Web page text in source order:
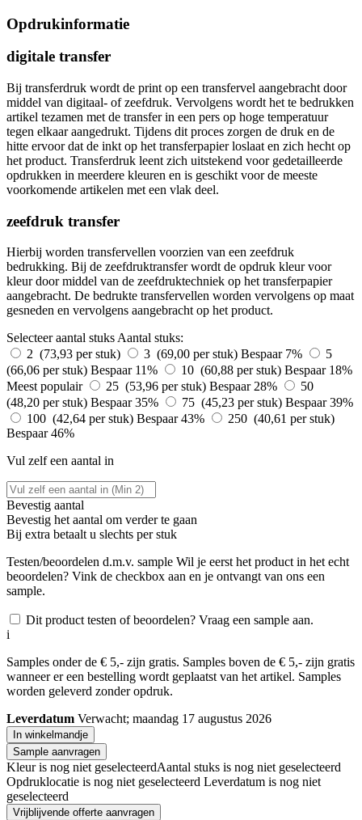
Opdrukinformatie
digitale transfer
Bij transferdruk wordt de print op een transfervel aangebracht door
middel van digitaal- of zeefdruk. Vervolgens wordt het te bedrukken
artikel tezamen met de transfer in een pers op hoge temperatuur
tegen elkaar aangedrukt. Tijdens dit proces zorgen de druk en de
hitte ervoor dat de inkt op het transferpapier loslaat en zich hecht op
het product. Transferdruk leent zich uitstekend voor gedetailleerde
opdrukken in meerdere kleuren en is geschikt voor de meeste
voorkomende artikelen met een vlak deel.
zeefdruk transfer
Hierbij worden transfervellen voorzien van een zeefdruk
bedrukking. Bij de zeefdruktransfer wordt de opdruk kleur voor
kleur door middel van de zeefdruktechniek op het transferpapier
aangebracht. De bedrukte transfervellen worden vervolgens op maat
gesneden en vervolgens aangebracht op het product.
Selecteer aantal stuksAantal stuks:
2 (73,93 per stuk)
3 (69,00 per stuk) Bespaar 7%
5
(66,06 per stuk) Bespaar 11% 10 (60,88 per stuk) Bespaar 18%
Meest populair
25 (53,96 per stuk) Bespaar 28%
50
(48,20 per stuk) Bespaar 35% 75 (45,23 per stuk) Bespaar 39%
100 (42,64 per stuk) Bespaar 43%
250 (40,61 per stuk)
Bespaar 46%
Vul zelf een aantal in
Bevestig aantal
Bevestig het aantal om verder te gaan
Bij extra betaalt u slechts per stuk
Testen/beoordelen d.m.v. sample Wil je eerst het product in het echt
beoordelen? Vink de checkbox aan en je ontvangt van ons een
sample.
Dit product testen of beoordelen? Vraag een sample aan.
i
Samples onder de € 5,- zijn gratis. Samples boven de € 5,- zijn gratis
wanneer er een bestelling wordt geplaatst van het artikel. Samples
worden geleverd zonder opdruk.
Leverdatum Verwacht; maandag 17 augustus 2026
In winkelmandje
Sample aanvragen
Kleur is nog niet geselecteerdAantal stuks is nog niet geselecteerd
Opdruklocatie is nog niet geselecteerd Leverdatum is nog niet
geselecteerd
Vrijblijvende offerte aanvragen